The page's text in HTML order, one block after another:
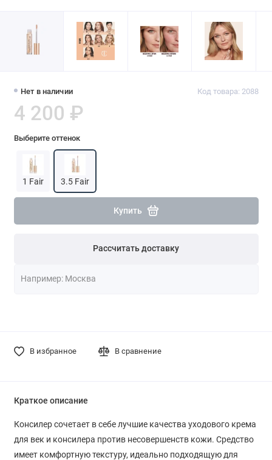
Нет в наличии Код товара: 2088
4 200 ₽
Выберите оттенок
1 Fair 3.5 Fair
Купить
Рассчитать доставку
В избранное В сравнение
Краткое описание
Консилер сочетает в себе лучшие качества уходового крема
для век и консилера против несовершенств кожи. Средство
имеет комфортную текстуру, идеально подходящую для